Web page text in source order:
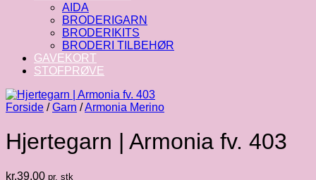
AIDA
BRODERIGARN
BRODERIKITS
BRODERI TILBEHØR
GAVEKORT
STOFPRØVE
Forside / Garn /Armonia Merino
Hjertegarn | Armonia fv. 403
kr.39.00 pr. stk